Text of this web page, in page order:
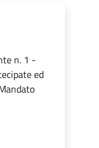
n. 1 -
ed